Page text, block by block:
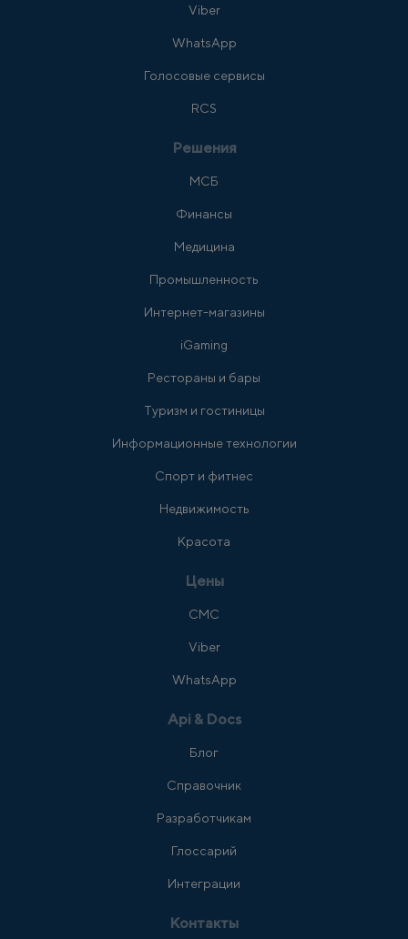
Viber
WhatsApp
Голосовые сервисы
RCS
Решения
МСБ
Финансы
Медицина
Промышленность
Интернет-магазины
iGaming
Рестораны и бары
Туризм и гостиницы
Информационные технологии
Спорт и фитнес
Недвижимость
Красота
Цены
СМС
Viber
WhatsApp
Api & Docs
Блог
Справочник
Разработчикам
Глоссарий
Интеграции
Контакты